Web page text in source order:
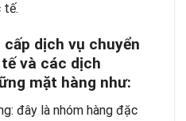
tế.
dịch vụ chuyển
và các dịch
mặt hàng như:
đây là nhóm hàng đặc